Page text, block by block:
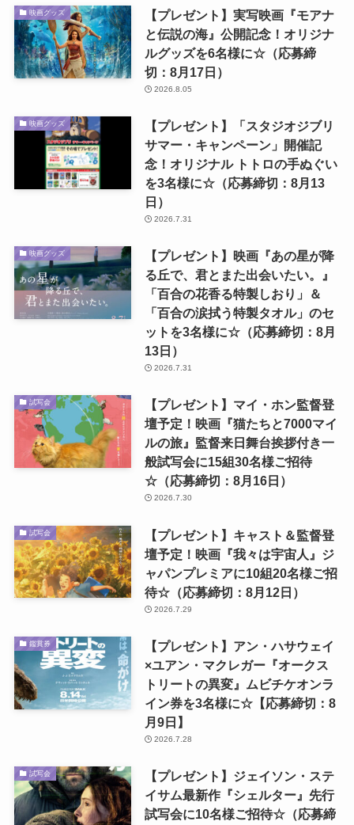
映画グッズ
【プレゼント】実写映画『モアナ
と伝説の海』公開記念！オリジナ
ルグッズを6名様に☆（応募締
切：8月17日）
2026.8.05
映画グッズ
【プレゼント】「スタジオジブリ
サマー・キャンペーン」開催記
念！オリジナル トトロの手ぬぐい
を3名様に☆（応募締切：8月13
日）
2026.7.31
映画グッズ
【プレゼント】映画『あの星が降
る丘で、君とまた出会いたい。』
「百合の花香る特製しおり」＆
「百合の涙拭う特製タオル」のセ
ットを3名様に☆（応募締切：8月
13日）
2026.7.31
試写会
【プレゼント】マイ・ホン監督登
壇予定！映画『猫たちと7000マイ
ルの旅』監督来日舞台挨拶付き一
般試写会に15組30名様ご招待
☆（応募締切：8月16日）
2026.7.30
試写会
【プレゼント】キャスト＆監督登
壇予定！映画『我々は宇宙人』ジ
ャパンプレミアに10組20名様ご招
待☆（応募締切：8月12日）
2026.7.29
鑑賞券
【プレゼント】アン・ハサウェイ
×ユアン・マクレガー『オークス
トリートの異変』ムビチケオンラ
イン券を3名様に☆【応募締切：8
月9日】
2026.7.28
試写会
【プレゼント】ジェイソン・ステ
イサム最新作『シェルター』先行
試写会に10名様ご招待☆（応募締